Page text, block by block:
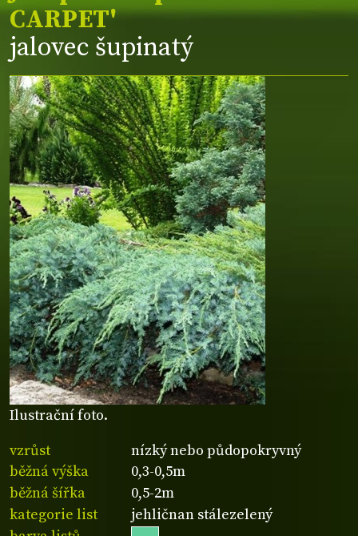
Ilustrační foto.
CARPET'
jalovec šupinatý
vzrůst
nízký nebo půdopokryvný
běžná výška
0,3-0,5m
běžná šířka
0,5-2m
kategorie list
jehličnan stálezelený